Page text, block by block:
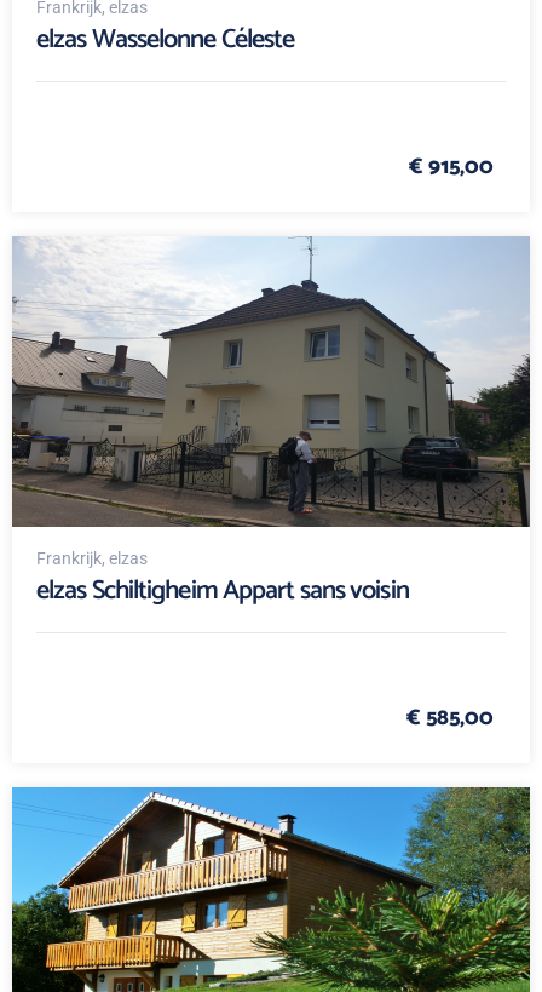
Frankrijk, elzas
elzas Wasselonne Céleste
€ 915,00
Frankrijk, elzas
elzas Schiltigheim Appart sans voisin
€ 585,00